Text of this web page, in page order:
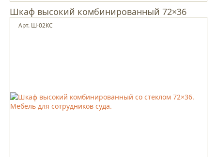
Шкаф высокий комбинированный 72×36
Арт. Ш-02КС